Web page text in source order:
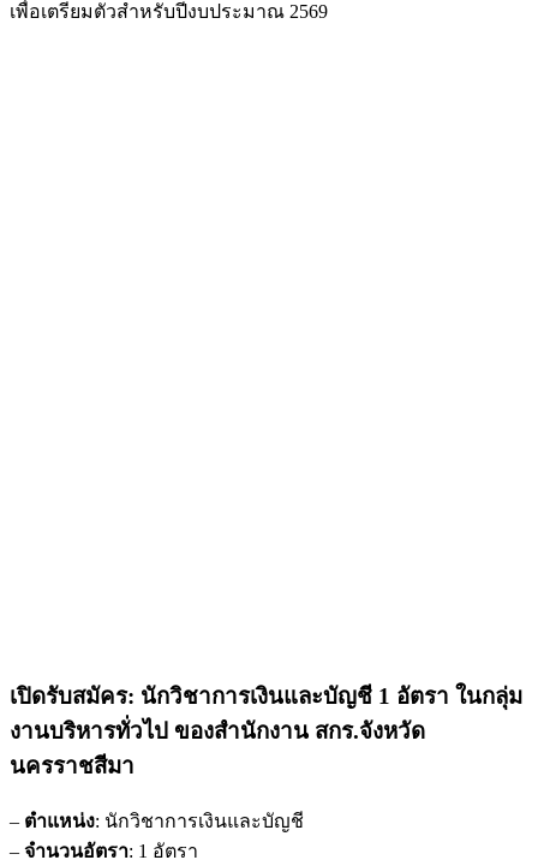
เพื่อเตรียมตัวสำหรับปีงบประมาณ 2569
เปิดรับสมัคร: นักวิชาการเงินและบัญชี 1 อัตรา ในกลุ่ม
งานบริหารทั่วไป ของสำนักงาน สกร.จังหวัด
นครราชสีมา
– ตำแหน่ง: นักวิชาการเงินและบัญชี
– จำนวนอัตรา: 1 อัตรา